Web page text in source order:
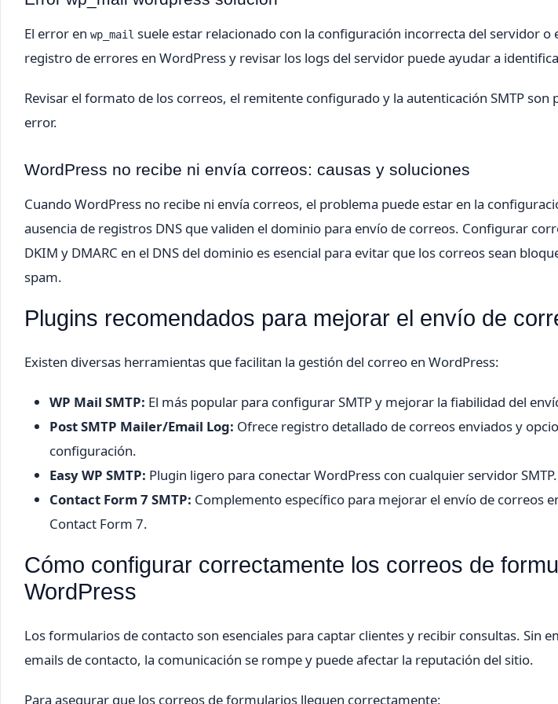
El error en wp_mail suele estar relacionado con la configuración incorrecta del servidor o
registro de errores en WordPress y revisar los logs del servidor puede ayudar a
Revisar el formato de los correos, el remitente configurado y la autenticación SMTP son
error.
WordPress no recibe ni envía correos: causas y soluciones
Cuando WordPress no recibe ni envía correos, el problema puede estar en la
ausencia de registros DNS que validen el dominio para envío de correos. Configurar
DKIM y DMARC en el DNS del dominio es esencial para evitar que los correos sean
spam.
Plugins recomendados para mejorar el envío de
Existen diversas herramientas que facilitan la gestión del correo en WordPress:
WP Mail SMTP: El más popular para configurar SMTP y mejorar la fiabilidad del
Post SMTP Mailer/Email Log: Ofrece registro detallado de correos enviados y
configuración.
Easy WP SMTP: Plugin ligero para conectar WordPress con cualquier servidor SMTP.
Contact Form 7 SMTP: Complemento específico para mejorar el envío de correos
Contact Form 7.
Cómo configurar correctamente los correos de
WordPress
Los formularios de contacto son esenciales para captar clientes y recibir consultas. Sin
emails de contacto, la comunicación se rompe y puede afectar la reputación del sitio.
Para asegurar que los correos de formularios lleguen correctamente: